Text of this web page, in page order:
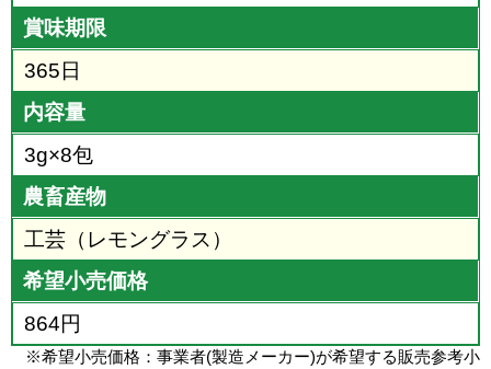
賞味期限
365日
内容量
3g×8包
農畜産物
工芸（レモングラス）
希望小売価格
864円
※希望小売価格：事業者(製造メーカー)が希望する販売参考小